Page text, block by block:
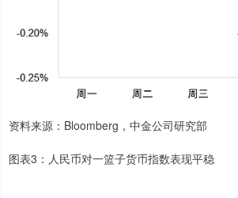
资料来源：Bloomberg，中金公司研究部
图表3：人民币对一篮子货币指数表现平稳